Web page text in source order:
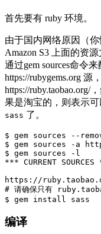
首先要有 ruby 环境。
由于国内网络原因（你
Amazon S3 上面的资
通过gem sources命令
https://rubygems.org 源
https://
果是淘宝的，则表示可
sass 了。
$ gem sources --
$ gem sources -a
$ gem sources -l
*** CURRENT
https://
# 请确保只有
编译